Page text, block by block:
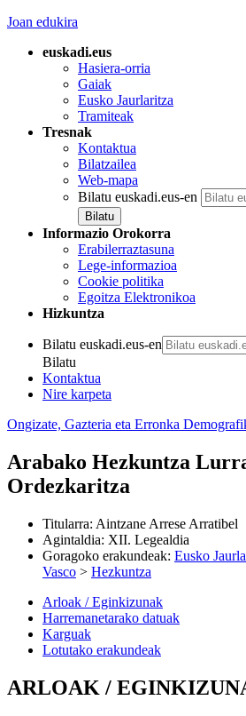
Joan edukira
euskadi.eus
Hasiera-orria
Gaiak
Eusko Jaurlaritza
Tramiteak
Tresnak
Kontaktua
Bilatzailea
Web-mapa
Bilatu euskadi.eus-en
Informazio Orokorra
Erabilerraztasuna
Lege-informazioa
Cookie politika
Egoitza Elektronikoa
Hizkuntza
Bilatu euskadi.eus-en
Bilatu
Kontaktua
Nire karpeta
Ongizate, Gazteria eta Erronka
Arabako Hezkuntza
Ordezkaritza
Titularra: Aintzane Arrese Arratibel
Agintaldia: XII. Legealdia
Goragoko erakundeak: Eusko
Vasco > Hezkuntza
Arloak / Eginkizunak
Harremanetarako datuak
Karguak
Lotutako erakundeak
ARLOAK /